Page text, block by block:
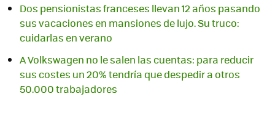
Dos pensionistas franceses llevan 12 años pasando
sus vacaciones en mansiones de lujo. Su truco:
cuidarlas en verano
A Volkswagen no le salen las cuentas: para reducir
sus costes un 20% tendría que despedir a otros
50.000 trabajadores